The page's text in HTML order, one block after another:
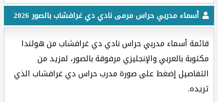
أسماء مدربي حراس مرمى نادي دي غرافشاب بالصور 2026
قائمة أسماء مدربي حراس نادي دي غرافشاب من هولندا
مكتوبة بالعربي والإنجليزي مرفوقة بالصور، لمزيد من
التفاصيل إضغط على صورة مدرب حراس دي غرافشاب الذي
تريده.